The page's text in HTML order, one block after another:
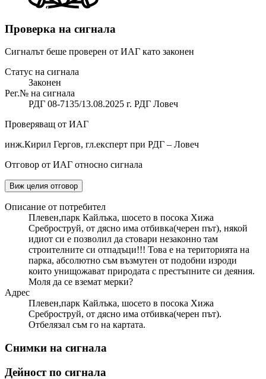
Проверка на сигнала
Сигналът беше проверен от ИАГ като законен
Статус на сигнала
Законен
Рег.№ на сигнала
РДГ 08-7135/13.08.2025 г. РДГ Ловеч
Проверяващ от ИАГ
инж.Кирил Гергов, гл.експерт при РДГ – Ловеч
Отговор от ИАГ относно сигнала
Виж целия отговор
Описание от потребител
Плевен,парк Кайлъка, шосето в посока Хижа
Среброструй, от дясно има отбивка(черен път), някой
идиот си е позволил да стовари незаконно там
строителните си отпадъци!!! Това е на територията на
парка, абсолютно съм възмутен от подобни изроди
които унищожават природата с престъпните си деяния.
Моля да се вземат мерки?
Адрес
Плевен,парк Кайлъка, шосето в посока Хижа
Среброструй, от дясно има отбивка(черен път).
Отбелязал съм го на картата.
Снимки на сигнала
Дейност по сигнала